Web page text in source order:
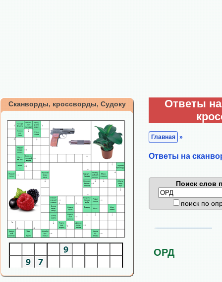
Сканворды, кроссворды, Судоку
Ответы
Главная »
Ответы на
Поиск слов
поиск по
ОРД